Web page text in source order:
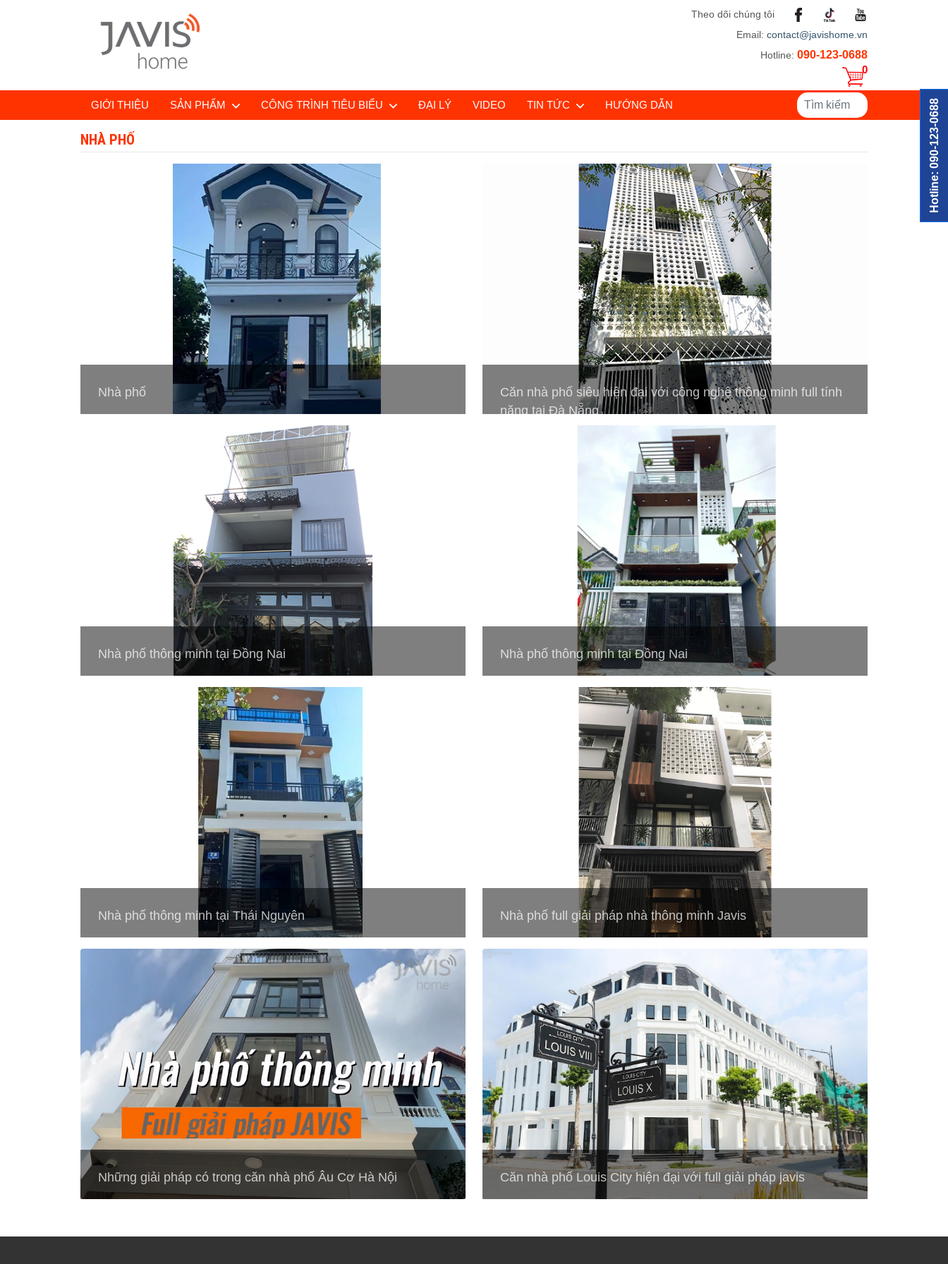
Hotline: 090-123-0688
Theo dõi chúng tôi
Email: contact@javishome.vn
Hotline: 090-123-0688
0
GIỚI THIỆU SẢN PHẨM CÔNG TRÌNH TIÊU BIỂU ĐẠI LÝ VIDEO TIN TỨC HƯỚNG DẪN
NHÀ PHỐ
Nhà phố
Căn nhà phố siêu hiện đại với công nghệ thông minh full tính
năng tại Đà Nẵng
Nhà phố thông minh tại Đồng Nai Nhà phố thông minh tại Đồng Nai
Nhà phố thông minh tại Thái Nguyên Nhà phố full giải pháp nhà thông minh Javis
Những giải pháp có trong căn nhà phố Âu Cơ Hà Nội Căn nhà phố Louis City hiện đại với full giải pháp javis